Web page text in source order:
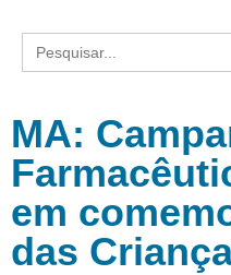
Search
for:
MA:
em
das